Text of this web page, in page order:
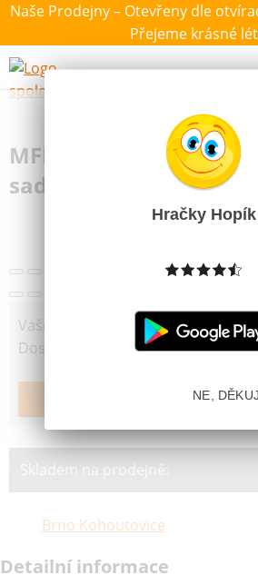
Naše Prodejny – Otevřeny dle
Přejeme krásné
Výběr hraček
MFP Věneček
sada 4ks
Vaše cena
Dostupnost
Skladem na prodejně:
Brno Kohoutovice
Detailní informace
Hračky Hopík
NE,